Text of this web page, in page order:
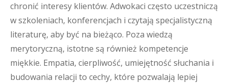
chronić interesy klientów. Adwokaci często uczestniczą
w szkoleniach, konferencjach i czytają specjalistyczną
literaturę, aby być na bieżąco. Poza wiedzą
merytoryczną, istotne są również kompetencje
miękkie. Empatia, cierpliwość, umiejętność słuchania i
budowania relacji to cechy, które pozwalają lepiej